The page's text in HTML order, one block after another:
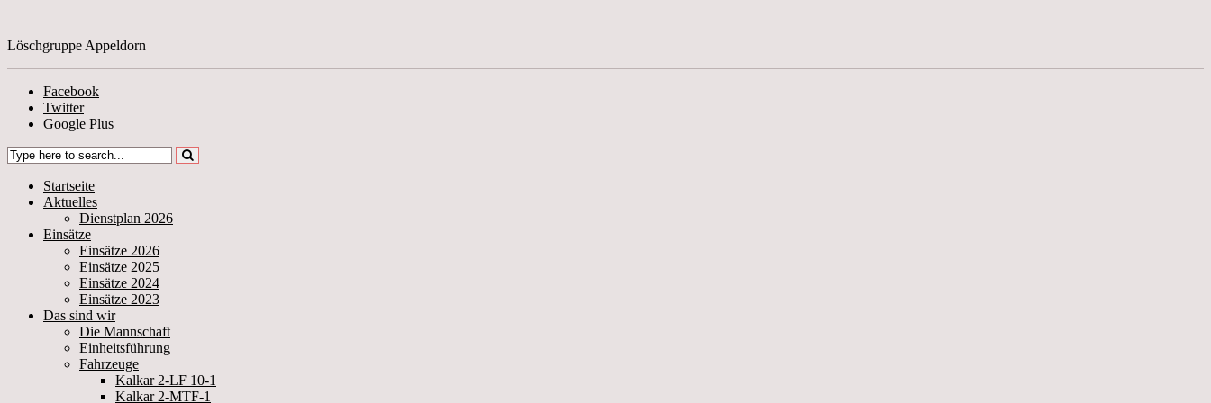
Löschgruppe Appeldorn
Facebook
Twitter
Google Plus
Startseite
Aktuelles
Dienstplan 2026
Einsätze
Einsätze 2026
Einsätze 2025
Einsätze 2024
Einsätze 2023
Das sind wir
Die Mannschaft
Einheitsführung
Fahrzeuge
Kalkar 2-LF 10-1
Kalkar 2-MTF-1